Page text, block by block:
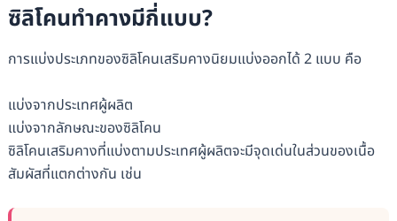
ซิลิโคนทำคางมีกี่แบบ?
การแบ่งประเภทของซิลิโคนเสริมคางนิยมแบ่งออกได้ 2 แบบ คือ
แบ่งจากประเทศผู้ผลิต
แบ่งจากลักษณะของซิลิโคน
ซิลิโคนเสริมคางที่แบ่งตามประเทศผู้ผลิตจะมีจุดเด่นในส่วนของเนื้อ
สัมผัสที่แตกต่างกัน เช่น